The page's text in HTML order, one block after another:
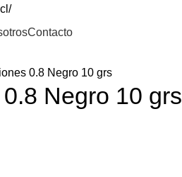
Contacto
0.8 Negro 10 grs
Negro 10 grs